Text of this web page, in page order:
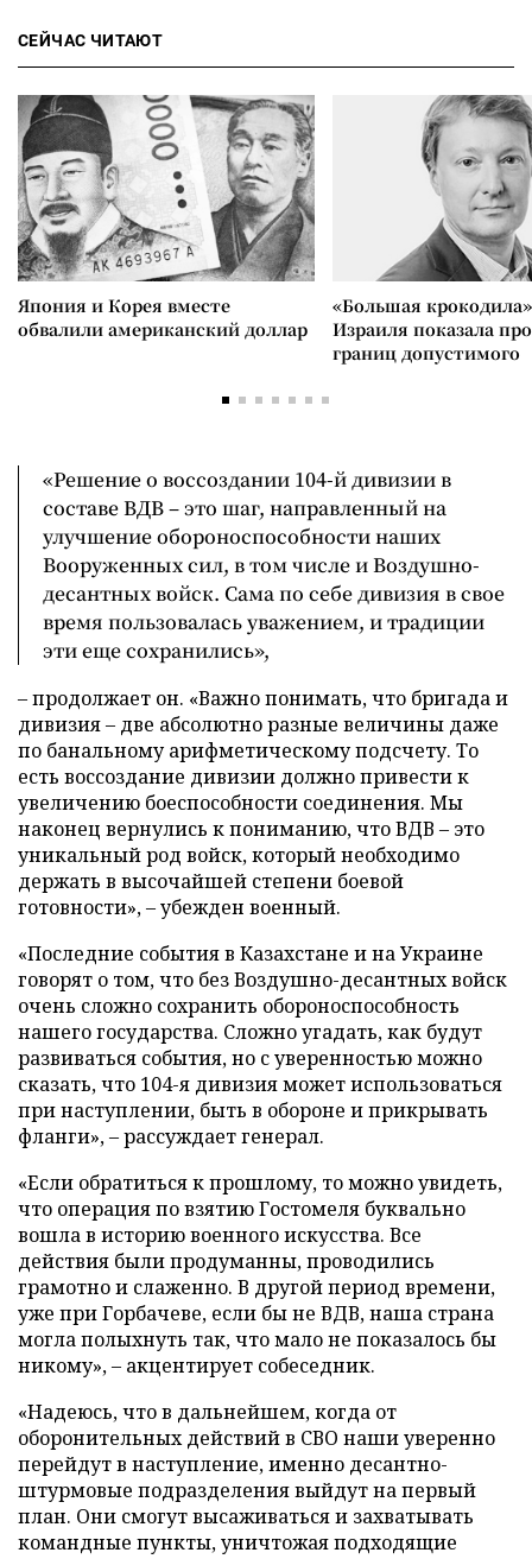
СЕЙЧАС ЧИТАЮТ
Япония и Корея вместе
обвалили американский доллар
«Большая
Израиля показала
границ допустимого
«Решение о воссоздании 104-й дивизии в
составе ВДВ – это шаг, направленный на
улучшение обороноспособности наших
Вооруженных сил, в том числе и Воздушно-
десантных войск. Сама по себе дивизия в свое
время пользовалась уважением, и традиции
эти еще сохранились»,
– продолжает он. «Важно понимать, что бригада и
дивизия – две абсолютно разные величины даже
по банальному арифметическому подсчету. То
есть воссоздание дивизии должно привести к
увеличению боеспособности соединения. Мы
наконец вернулись к пониманию, что ВДВ – это
уникальный род войск, который необходимо
держать в высочайшей степени боевой
готовности», – убежден военный.
«Последние события в Казахстане и на Украине
говорят о том, что без Воздушно-десантных войск
очень сложно сохранить обороноспособность
нашего государства. Сложно угадать, как будут
развиваться события, но с уверенностью можно
сказать, что 104-я дивизия может использоваться
при наступлении, быть в обороне и прикрывать
фланги», – рассуждает генерал.
«Если обратиться к прошлому, то можно увидеть,
что операция по взятию Гостомеля буквально
вошла в историю военного искусства. Все
действия были продуманны, проводились
грамотно и слаженно. В другой период времени,
уже при Горбачеве, если бы не ВДВ, наша страна
могла полыхнуть так, что мало не показалось бы
никому», – акцентирует собеседник.
«Надеюсь, что в дальнейшем, когда от
оборонительных действий в СВО наши уверенно
перейдут в наступление, именно десантно-
штурмовые подразделения выйдут на первый
план. Они смогут высаживаться и захватывать
командные пункты, уничтожая подходящие